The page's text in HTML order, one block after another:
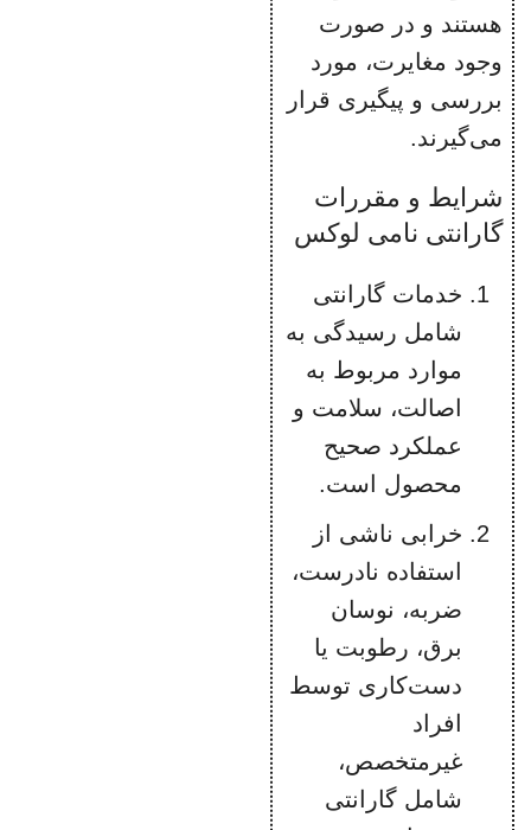
هستند و در صورت
وجود مغایرت، مورد
بررسی و پیگیری قرار
می‌گیرند.
شرایط و مقررات
گارانتی نامی لوکس
خدمات گارانتی
شامل رسیدگی به
موارد مربوط به
اصالت، سلامت و
عملکرد صحیح
محصول است.
خرابی ناشی از
استفاده نادرست،
ضربه، نوسان
برق، رطوبت یا
دست‌کاری توسط
افراد
غیرمتخصص،
شامل گارانتی